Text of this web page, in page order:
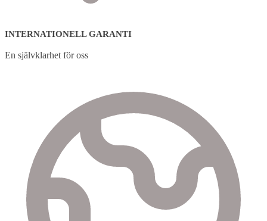
INTERNATIONELL GARANTI
En självklarhet för oss